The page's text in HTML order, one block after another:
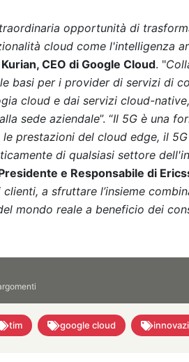
opportunità di
cloud come l'intelligenza
CEO di Google Cloud. "
basi per i provider di servizi di
cloud e dai servizi cloud-
sede aziendale”. “Il 5G è una
le prestazioni del cloud edge, il
di qualsiasi settore
e Responsabile di
a sfruttare l’insieme
mondo reale a beneficio dei
tim google cloud